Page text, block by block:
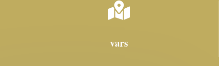

vars